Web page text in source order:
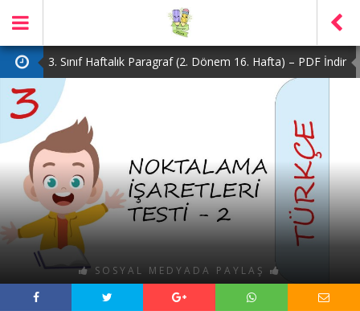
3. Sınıf Haftalık Paragraf (2. Dönem 16. Hafta) – PDF İndir
2. Sınıf Haftalık Paragraf (2. Dönem 16. Hafta) – PDF İndir
1. Sınıf Haftalık Paragraf (2. Dönem 16. Hafta) – PDF İndir
3. Sınıf Haftalık Paragraf (2. Dönem 15. Hafta) – PDF İndir
4. Sınıf Haftalık Paragraf (2. Dönem 16. Hafta) – PDF İndir
SOSYAL MEDYADA PAYLAŞ